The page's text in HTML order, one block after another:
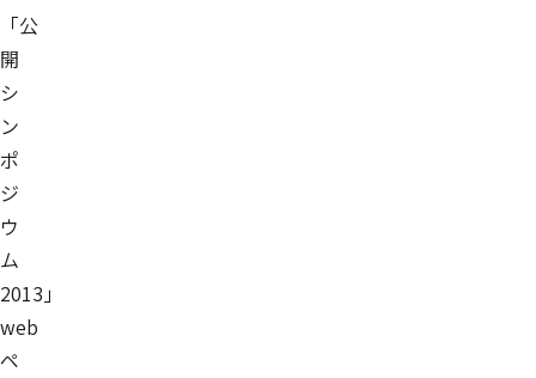
「公
開
シ
ン
ポ
ジ
ウ
ム
2013」
web
ペ